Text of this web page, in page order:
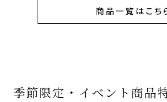
商品一覧はこち
季節限定・イベント商品